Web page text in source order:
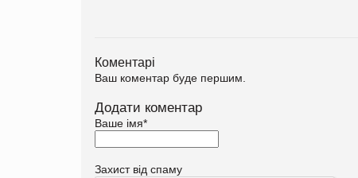
Коментарі
Ваш коментар буде першим.
Додати коментар
Ваше імя*
Захист від спаму